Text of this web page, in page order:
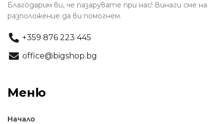
Благодарим ви, че пазарувате при нас! Винаги сме на
разположение да ви помогнем.
+359 876 223 445
office@bigshop.bg
Меню
Начало